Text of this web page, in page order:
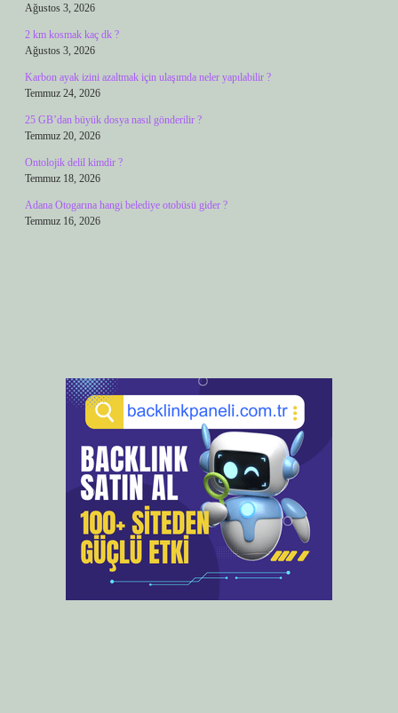
Ağustos 3, 2026
2 km kosmak kaç dk ?
Ağustos 3, 2026
Karbon ayak izini azaltmak için ulaşımda neler yapılabilir ?
Temmuz 24, 2026
25 GB’dan büyük dosya nasıl gönderilir ?
Temmuz 20, 2026
Ontolojik delil kimdir ?
Temmuz 18, 2026
Adana Otogarına hangi belediye otobüsü gider ?
Temmuz 16, 2026